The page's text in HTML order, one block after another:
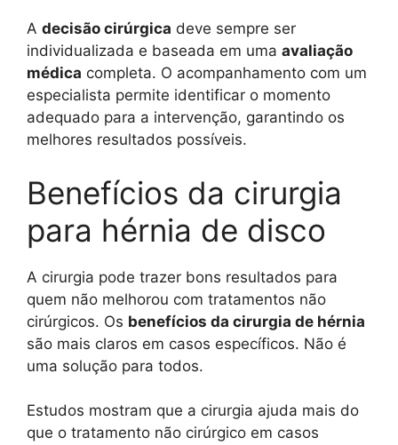
A decisão cirúrgica deve sempre ser
individualizada e baseada em uma avaliação
médica completa. O acompanhamento com um
especialista permite identificar o momento
adequado para a intervenção, garantindo os
melhores resultados possíveis.
Benefícios da cirurgia
para hérnia de disco
A cirurgia pode trazer bons resultados para
quem não melhorou com tratamentos não
cirúrgicos. Os benefícios da cirurgia de hérnia
são mais claros em casos específicos. Não é
uma solução para todos.
Estudos mostram que a cirurgia ajuda mais do
que o tratamento não cirúrgico em casos